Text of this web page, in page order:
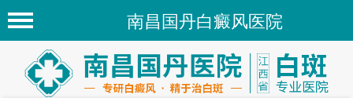
南昌国丹白癜风医院
首页
医院简介